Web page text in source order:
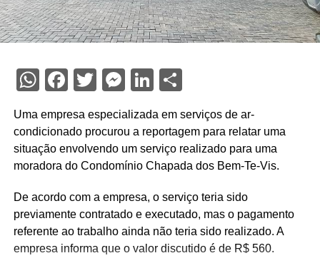
WhatsApp
Facebook
Twitter
Messenger
LinkedIn
Share
Uma empresa especializada em serviços de ar-
condicionado procurou a reportagem para relatar uma
situação envolvendo um serviço realizado para uma
moradora do Condomínio Chapada dos Bem-Te-Vis.
De acordo com a empresa, o serviço teria sido
previamente contratado e executado, mas o pagamento
referente ao trabalho ainda não teria sido realizado. A
empresa informa que o valor discutido é de R$ 560.